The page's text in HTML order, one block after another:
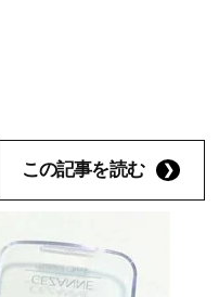
この記事を読む